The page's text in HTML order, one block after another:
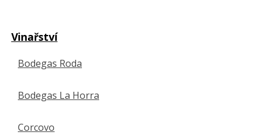
Vinařství
Bodegas Roda
Bodegas La Horra
Corcovo